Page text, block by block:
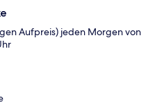
Aufpreis) jeden Morgen von